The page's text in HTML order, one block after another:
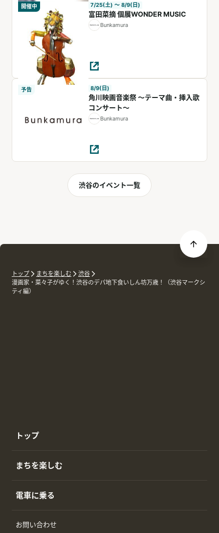
開催中 7/25(土) 〜 8/9(日)
富田菜摘 個展WONDER MUSIC
Bunkamura
予告 8/9(日)
⾓川映画⾳楽祭 〜テーマ曲・挿⼊歌
コンサート〜
Bunkamura
渋谷のイベント一覧
トップ まちを楽しむ
渋谷
漫画家・菜々子がゆく！渋谷のデパ地下食いしん坊万歳！（渋谷マークシ
ティ編）
トップ
まちを楽しむ
電車に乗る
お問い合わせ